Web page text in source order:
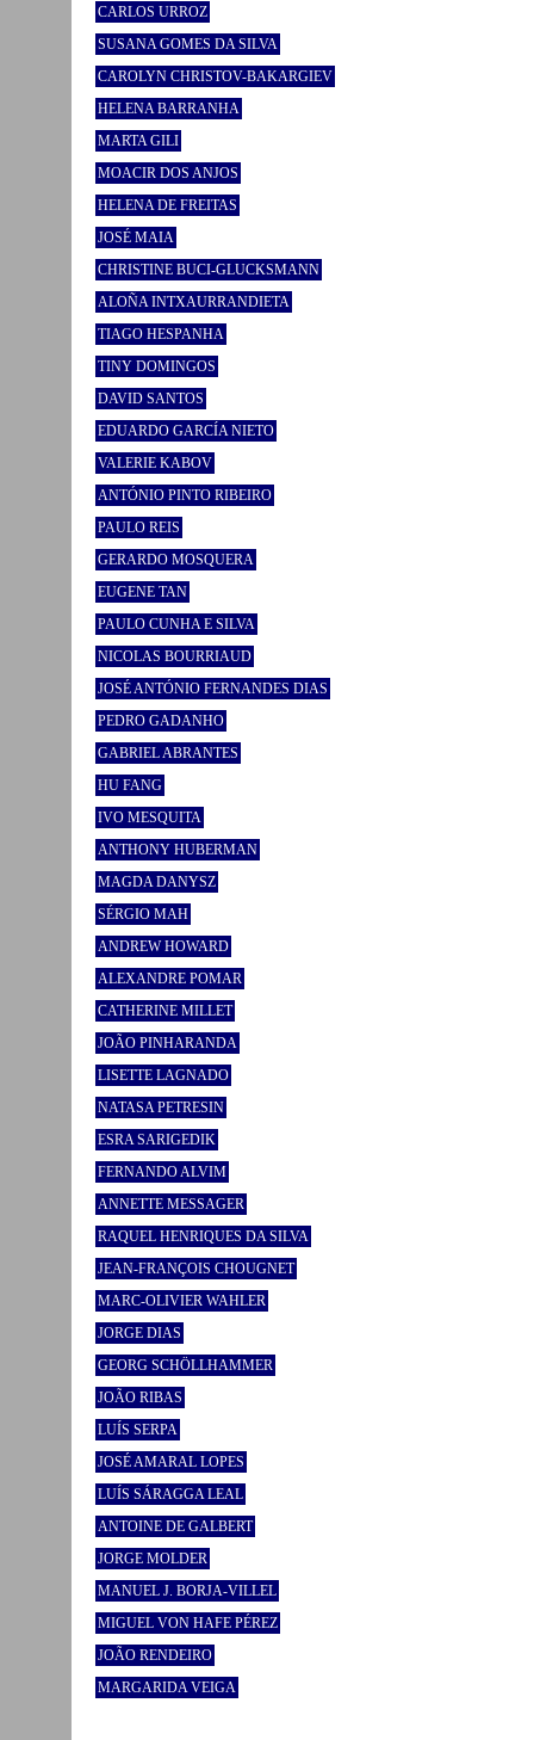
CARLOS URROZ
SUSANA GOMES DA SILVA
CAROLYN CHRISTOV-BAKARGIEV
HELENA BARRANHA
MARTA GILI
MOACIR DOS ANJOS
HELENA DE FREITAS
JOSÉ MAIA
CHRISTINE BUCI-GLUCKSMANN
ALOÑA INTXAURRANDIETA
TIAGO HESPANHA
TINY DOMINGOS
DAVID SANTOS
EDUARDO GARCÍA NIETO
VALERIE KABOV
ANTÓNIO PINTO RIBEIRO
PAULO REIS
GERARDO MOSQUERA
EUGENE TAN
PAULO CUNHA E SILVA
NICOLAS BOURRIAUD
JOSÉ ANTÓNIO FERNANDES DIAS
PEDRO GADANHO
GABRIEL ABRANTES
HU FANG
IVO MESQUITA
ANTHONY HUBERMAN
MAGDA DANYSZ
SÉRGIO MAH
ANDREW HOWARD
ALEXANDRE POMAR
CATHERINE MILLET
JOÃO PINHARANDA
LISETTE LAGNADO
NATASA PETRESIN
ESRA SARIGEDIK
FERNANDO ALVIM
ANNETTE MESSAGER
RAQUEL HENRIQUES DA SILVA
JEAN-FRANÇOIS CHOUGNET
MARC-OLIVIER WAHLER
JORGE DIAS
GEORG SCHÖLLHAMMER
JOÃO RIBAS
LUÍS SERPA
JOSÉ AMARAL LOPES
LUÍS SÁRAGGA LEAL
ANTOINE DE GALBERT
JORGE MOLDER
MANUEL J. BORJA-VILLEL
MIGUEL VON HAFE PÉREZ
JOÃO RENDEIRO
MARGARIDA VEIGA